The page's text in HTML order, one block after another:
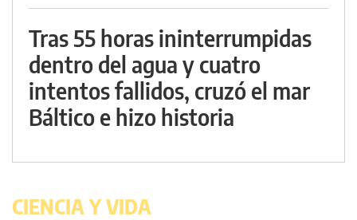
Tras 55 horas ininterrumpidas
dentro del agua y cuatro
intentos fallidos, cruzó el mar
Báltico e hizo historia
CIENCIA Y VIDA